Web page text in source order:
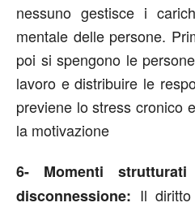
nessuno gestisce i
mentale delle persone.
poi si spengono le
lavoro e distribuire le
previene lo stress cronico
la motivazione
6- Momenti
disconnessione: Il